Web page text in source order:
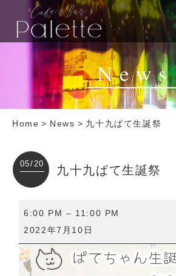
News
Home > News > 九十九ぱて生誕祭
05/20 九十九ぱて生誕祭
九
ぱ
6:00 PM – 11:00 PM
2022年7月10日